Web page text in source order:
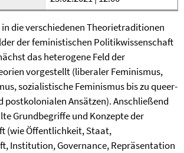
die verschiedenen Theorietraditionen
der feministischen Politikwissenschaft
das heterogene Feld der
vorgestellt (liberaler Feminismus,
sozialistische Feminismus bis zu queer-
postkolonialen Ansätzen). Anschließend
Grundbegriffe und Konzepte der
(wie Öffentlichkeit, Staat,
Institution, Governance, Repräsentation